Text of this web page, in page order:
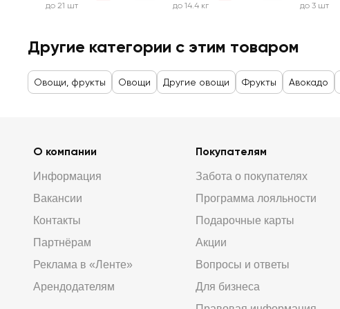
до 21 шт до 14.4 кг до 3 шт
Другие категории с этим товаром
Овощи, фрукты Овощи Другие овощи Фрукты Авокадо
О компании
Информация
Вакансии
Контакты
Партнёрам
Реклама в «Ленте»
Арендодателям
Покупателям
Забота о покупателях
Программа лояльности
Подарочные карты
Акции
Вопросы и ответы
Для бизнеса